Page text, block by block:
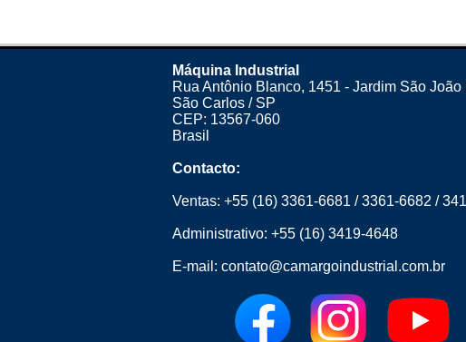
Máquina Industrial
Rua Antônio Blanco, 1451 - Jardim São João
São Carlos / SP
CEP: 13567-060
Brasil
Contacto:
Ventas: +55 (16) 3361-6681 /3361-6682 /
Administrativo: +55 (16) 3419-4648
E-mail: contato@camargoindustrial.com.br